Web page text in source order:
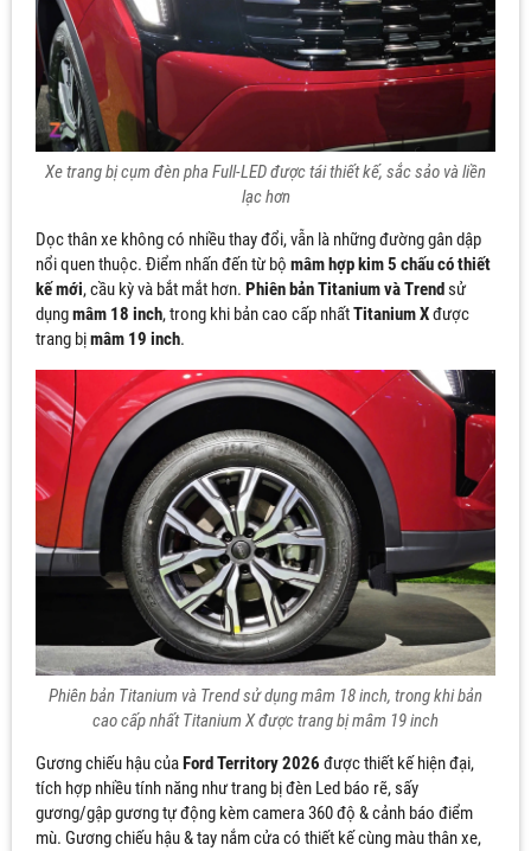
Xe trang bị cụm đèn pha Full-LED được tái thiết kế, sắc sảo và liền
lạc hơn
Dọc thân xe không có nhiều thay đổi, vẫn là những đường gân dập
nổi quen thuộc. Điểm nhấn đến từ bộ mâm hợp kim 5 chấu có thiết
kế mới, cầu kỳ và bắt mắt hơn. Phiên bản Titanium và Trendsử
dụngmâm 18 inch, trong khi bản cao cấp nhấtTitanium Xđược
trang bịmâm 19 inch.
Phiên bản Titanium và Trend sử dụng mâm 18 inch, trong khi bản
cao cấp nhất Titanium X được trang bị mâm 19 inch
Gương chiếu hậu của Ford Territory 2026 được thiết kế hiện đại,
tích hợp nhiều tính năng như trang bị đèn Led báo rẽ, sấy
gương/gập gương tự động kèm camera 360 độ & cảnh báo điểm
mù. Gương chiếu hậu & tay nắm cửa có thiết kế cùng màu thân xe,